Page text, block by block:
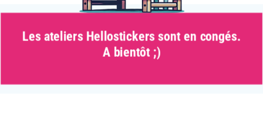
Les ateliers Hellostickers sont en congés.
A bientôt ;)